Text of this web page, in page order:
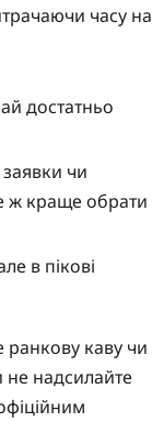
часу на
достатньо
чи
ж краще обрати
в пікові
ранкову каву чи
не надсилайте